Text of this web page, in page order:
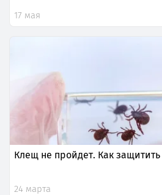
17 мая
Клещ не пройдет. Как защитить
24 марта